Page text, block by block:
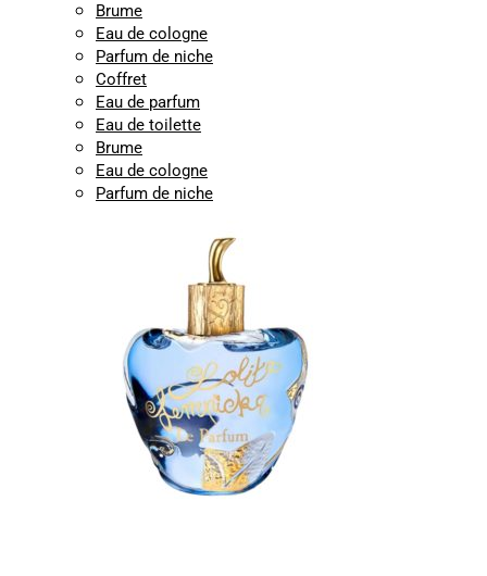
Brume
Eau de cologne
Parfum de niche
Coffret
Eau de parfum
Eau de toilette
Brume
Eau de cologne
Parfum de niche